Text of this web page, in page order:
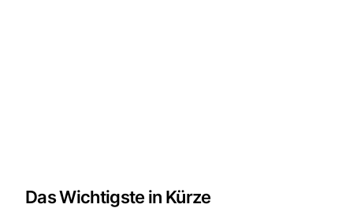
Das Wichtigste in Kürze